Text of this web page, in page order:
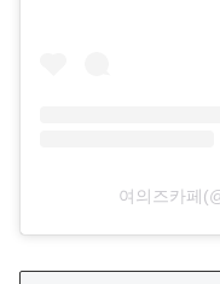
여의즈카페⁡⁡